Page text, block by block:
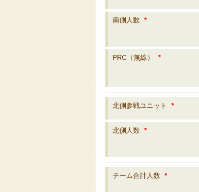
南側人数 *
PRC（無線） *
北側参戦ユニット *
北側人数 *
チーム合計人数 *